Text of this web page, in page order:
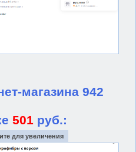
магазина 942
501 руб.:
для увеличения